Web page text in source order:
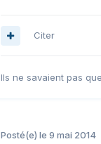
Citer
Ils ne savaient pas
Posté(e) le 9 mai 2014